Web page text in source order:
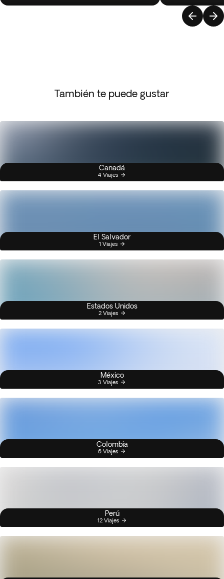
También te puede gustar
Canadá
4 Viajes
El Salvador
1 Viajes
Estados Unidos
2 Viajes
México
3 Viajes
Colombia
6 Viajes
Perú
12 Viajes